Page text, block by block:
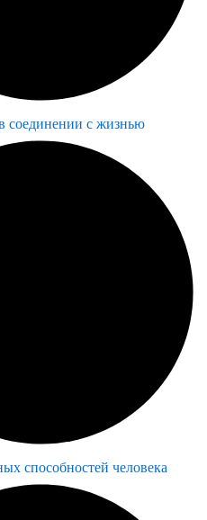
соединении с жизнью
способностей человека